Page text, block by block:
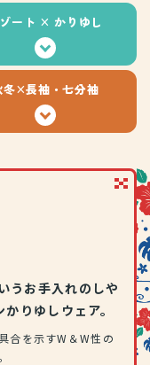
ート × かりゆし
冬×長袖・七分袖
うお手入れのしや
りゆしウェア。
合を示すW＆W性の